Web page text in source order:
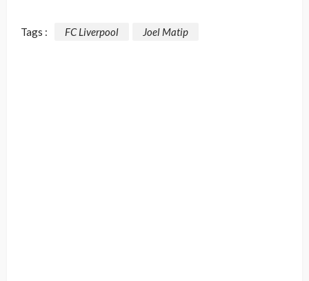
Tags : FC Liverpool Joel Matip